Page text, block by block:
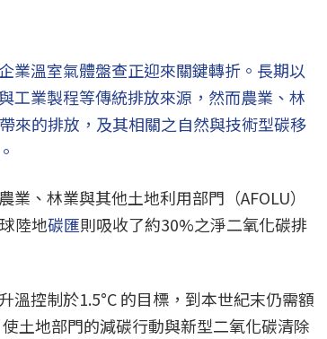
業溫室氣體盤查正迎來關鍵轉折。長期以
工業製程等傳統排放來源，然而農業、林
來的排放，及其相關之自然與技術型碳移
、林業與其他土地利用部門（AFOLU）
陸地碳匯則吸收了約30%之淨二氧化碳排
溫控制於1.5°C 的目標，到本世紀末仍需額
土地部門的減碳行動與新型二氧化碳清除